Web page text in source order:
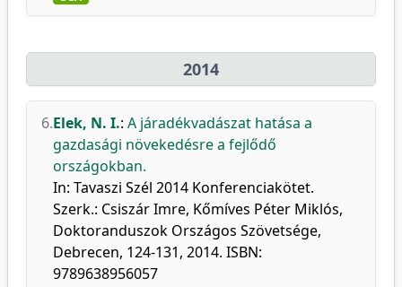
2014
6.Elek, N. I.: A járadékvadászat hatása a
gazdasági növekedésre a fejlődő
országokban.
In: Tavaszi Szél 2014 Konferenciakötet.
Szerk.: Csiszár Imre, Kőmíves Péter Miklós,
Doktoranduszok Országos Szövetsége,
Debrecen, 124-131, 2014. ISBN:
9789638956057